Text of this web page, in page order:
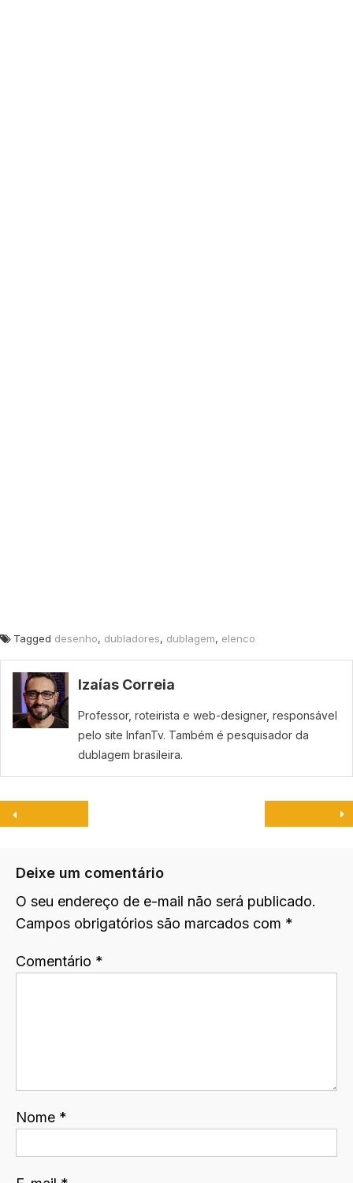
Tagged desenho, dubladores, dublagem, elenco
Izaías Correia
Professor, roteirista e web-designer, responsável
pelo site InfanTv. Também é pesquisador da
dublagem brasileira.
Deixe um comentário
O seu endereço de e-mail não será publicado.
Campos obrigatórios são marcados com *
Comentário *
Nome *